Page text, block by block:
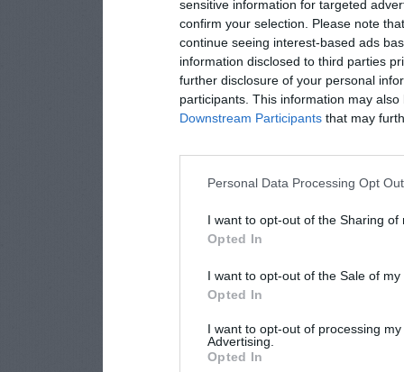
sensitive information for targeted
confirm your selection. Please note
continue seeing interest-based ads
information disclosed to third parties
further disclosure of your personal
participants. This information may
Downstream Participants that may
Personal Data Processing Opt
I want to opt-out of the Sharing of
Opted In
I want to opt-out of the Sale of
Opted In
I want to opt-out of processing
Advertising.
Opted In